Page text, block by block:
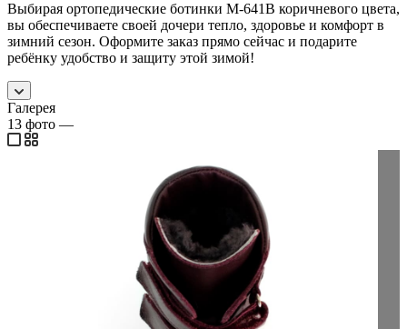
Выбирая ортопедические ботинки М-641В коричневого цвета,
вы обеспечиваете своей дочери тепло, здоровье и комфорт в
зимний сезон. Оформите заказ прямо сейчас и подарите
ребёнку удобство и защиту этой зимой!
Галерея
13 фото —